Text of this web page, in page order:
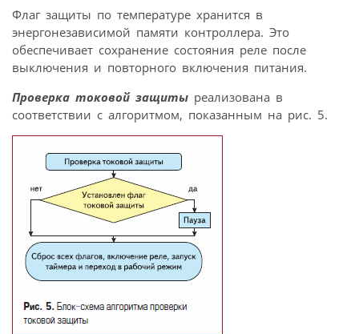
Флаг защиты по температуре хранится в
энергонезависимой памяти контроллера. Это
обеспечивает сохранение состояния реле после
выключения и повторного включения питания.
Проверка токовой защиты реализована в
соответствии с алгоритмом, показанным на рис. 5.